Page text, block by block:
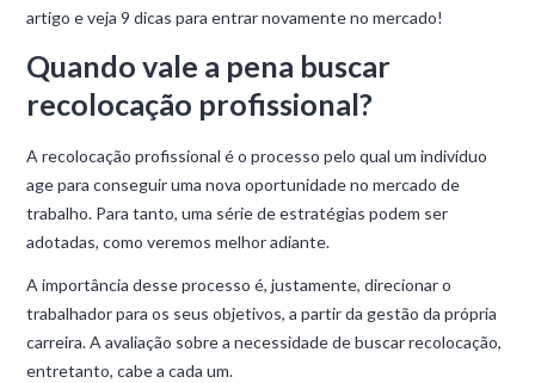
artigo e veja 9 dicas para entrar novamente no mercado!
Quando vale a pena buscar
recolocação profissional?
A recolocação profissional é o processo pelo qual um indivíduo
age para conseguir uma nova oportunidade no mercado de
trabalho. Para tanto, uma série de estratégias podem ser
adotadas, como veremos melhor adiante.
A importância desse processo é, justamente, direcionar o
trabalhador para os seus objetivos, a partir da gestão da própria
carreira. A avaliação sobre a necessidade de buscar recolocação,
entretanto, cabe a cada um.